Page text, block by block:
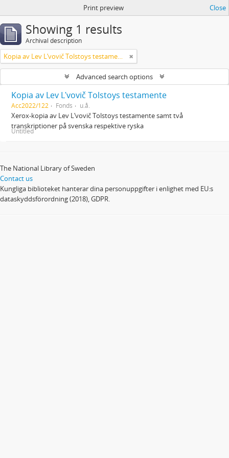
Print preview Close
Showing 1 results
Archival description
Kopia av Lev Lʹvovič Tolstoys testamente
Advanced search options
Kopia av Lev Lʹvovič Tolstoys testamente
Acc2022/122 Fonds u.å.
Xerox-kopia av Lev Lʹvovič Tolstoys testamente samt två
transkriptioner på svenska respektive ryska
Untitled
The National Library of Sweden
Contact us
Kungliga biblioteket hanterar dina personuppgifter i enlighet med EU:s
dataskyddsförordning (2018), GDPR.